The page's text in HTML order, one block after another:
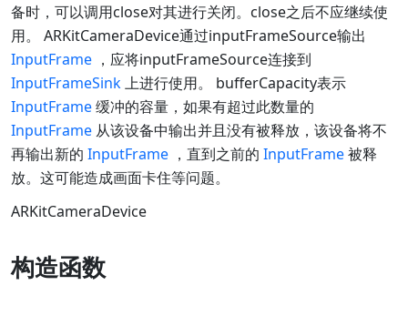
备时，可以调用close对其进行关闭。close之后不应继续使
用。 ARKitCameraDevice通过inputFrameSource输出
InputFrame ，应将inputFrameSource连接到
InputFrameSink上进行使用。 bufferCapacity表示
InputFrame缓冲的容量，如果有超过此数量的
InputFrame 从该设备中输出并且没有被释放，该设备将不
再输出新的 InputFrame ，直到之前的 InputFrame被释
放。这可能造成画面卡住等问题。
ARKitCameraDevice
构造函数